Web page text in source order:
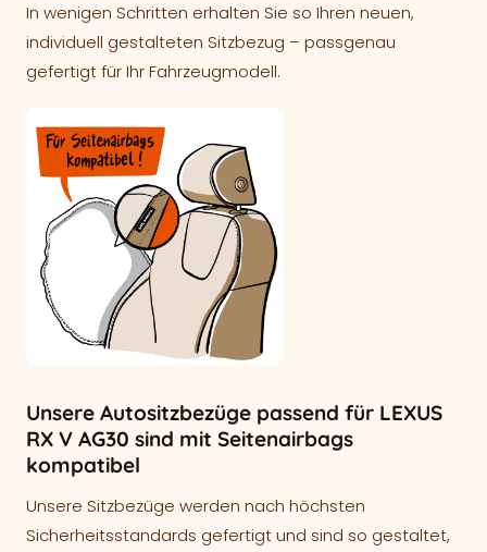
In wenigen Schritten erhalten Sie so Ihren neuen,
individuell gestalteten Sitzbezug – passgenau
gefertigt für Ihr Fahrzeugmodell.
Unsere Autositzbezüge passend für LEXUS
RX V AG30 sind mit Seitenairbags
kompatibel
Unsere Sitzbezüge werden nach höchsten
Sicherheitsstandards gefertigt und sind so gestaltet,